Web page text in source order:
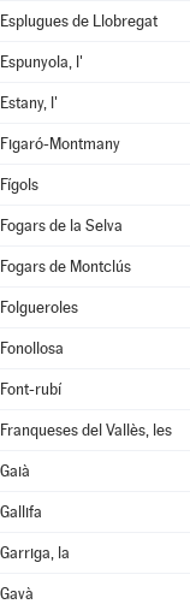
Esplugues de Llobregat
Espunyola, l'
Estany, l'
Figaró-Montmany
Fígols
Fogars de la Selva
Fogars de Montclús
Folgueroles
Fonollosa
Font-rubí
Franqueses del Vallès, les
Gaià
Gallifa
Garriga, la
Gavà